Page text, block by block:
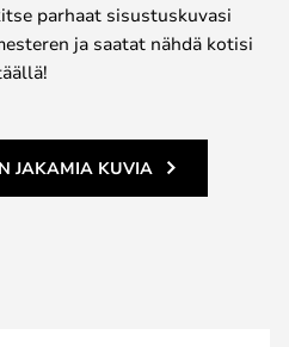
parhaat sisustuskuvasi
ja saatat nähdä kotisi
JAKAMIA KUVIA